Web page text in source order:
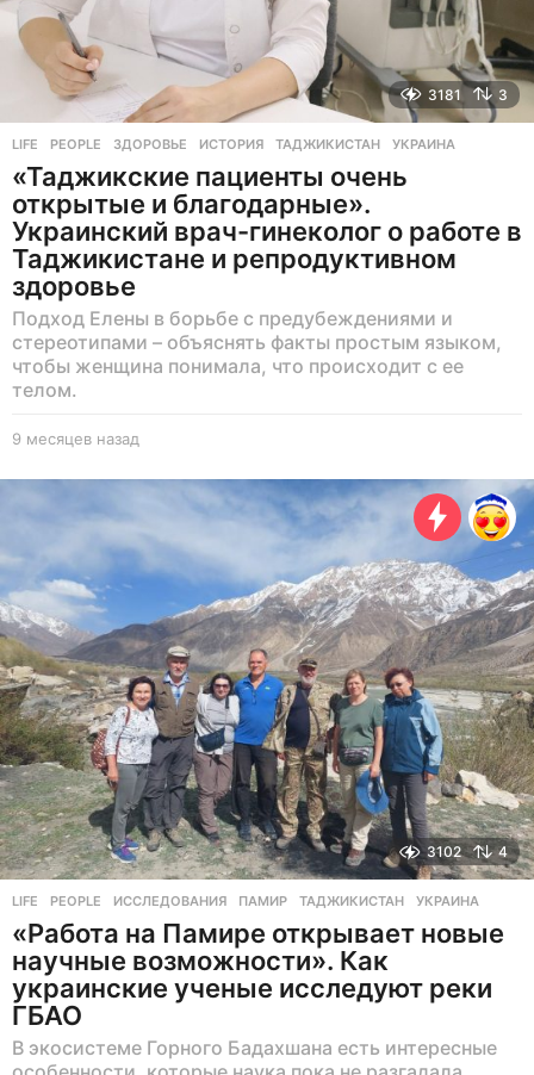
3181 3
LIFE ,PEOPLE ЗДОРОВЬЕ ,ИСТОРИЯ ,ТАДЖИКИСТАН ,УКРАИНА
«Таджикские пациенты очень
открытые и благодарные».
Украинский врач-гинеколог о работе в
Таджикистане и репродуктивном
здоровье
Подход Елены в борьбе с предубеждениями и
стереотипами – объяснять факты простым языком,
чтобы женщина понимала, что происходит с ее
телом.
9 месяцев назад
е
ц
е
н
а
з
а
д
3102 4
LIFE ,PEOPLE ИССЛЕДОВАНИЯ ,ПАМИР ,ТАДЖИКИСТАН ,УКРАИНА
«Работа на Памире открывает новые
научные возможности». Как
украинские ученые исследуют реки
ГБАО
В экосистеме Горного Бадахшана есть интересные